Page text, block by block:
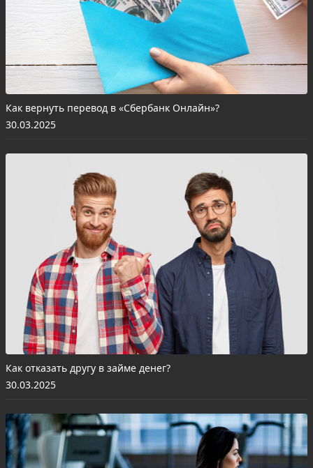
Как вернуть перевод в «Сбербанк Онлайн»?
30.03.2025
Как отказать другу в займе денег?
30.03.2025